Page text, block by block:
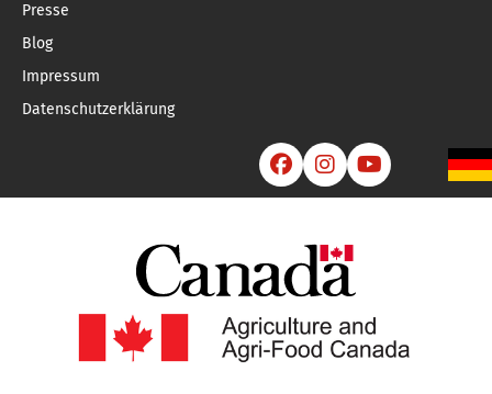
Presse
Blog
Impressum
Datenschutzerklärung
  